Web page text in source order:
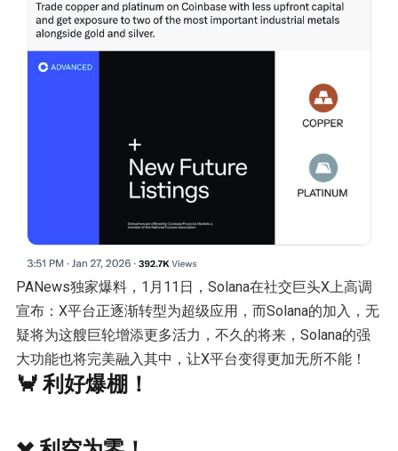
PANews独家爆料，1月11日，Solana在社交巨头X上高调
宣布：X平台正逐渐转型为超级应用，而Solana的加入，无
疑将为这艘巨轮增添更多活力，不久的将来，Solana的强
大功能也将完美融入其中，让X平台变得更加无所不能！
🦀 利好爆棚！